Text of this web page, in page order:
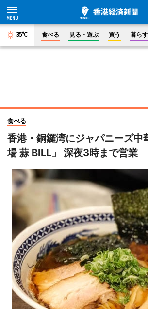
35°C 食べる 見る・遊ぶ 買う 暮ら
食べる
香港・銅鑼湾にジャパニーズ中
場 蒜 BILL」 深夜3時まで営業